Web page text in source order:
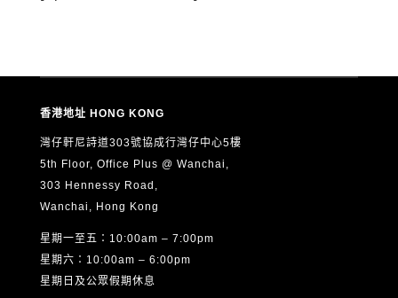
香港地址 HONG KONG
灣仔軒尼詩道303號協成行灣仔中心5樓
5th Floor, Office Plus @ Wanchai,
303 Hennessy Road,
Wanchai, Hong Kong
星期一至五：10:00am – 7:00pm
星期六：10:00am – 6:00pm
星期日及公眾假期休息